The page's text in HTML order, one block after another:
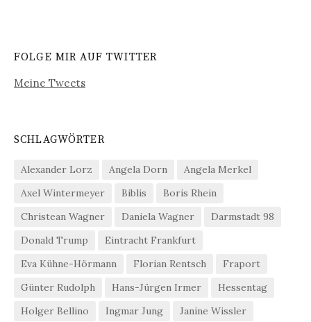
FOLGE MIR AUF TWITTER
Meine Tweets
SCHLAGWÖRTER
Alexander Lorz Angela Dorn
Angela Merkel
Axel Wintermeyer
Biblis
Boris Rhein
Christean Wagner
Daniela Wagner
Darmstadt 98
Donald Trump
Eintracht Frankfurt
Eva Kühne-Hörmann
Florian Rentsch
Fraport
Günter Rudolph
Hans-Jürgen Irmer
Hessentag
Holger Bellino
Ingmar Jung
Janine Wissler